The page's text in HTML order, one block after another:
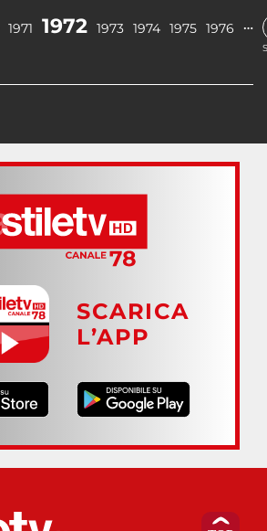
1971 1972 1973 1974 1975 1976 …
SCARICA
L’APP